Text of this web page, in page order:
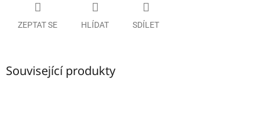
ZEPTAT SE HLÍDAT SDÍLET
Související produkty